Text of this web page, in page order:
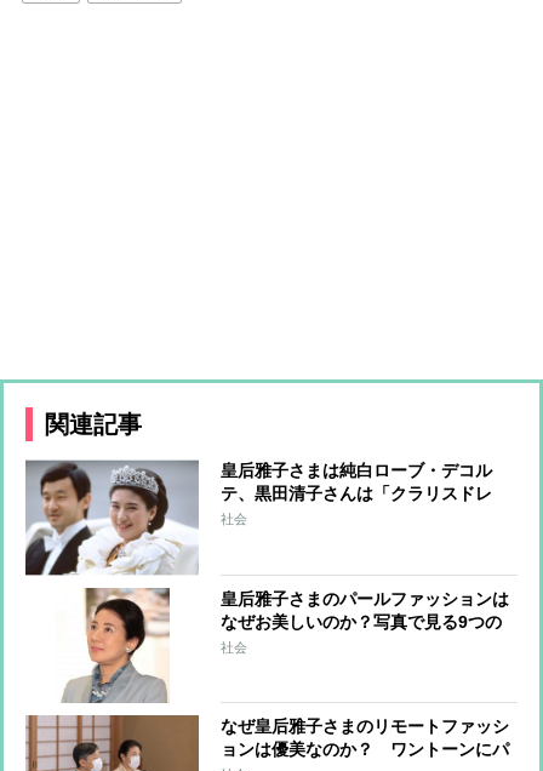
関連記事
皇后雅子さまは純白ローブ・デコル
テ、黒田清子さんは「クラリスドレ
ス」と話題に 女性皇族の華麗な
社会
皇后雅子さまのパールファッションは
なぜお美しいのか？写真で見る9つの
コーデ
社会
なぜ皇后雅子さまのリモートファッシ
ョンは優美なのか？ ワントーンにパ